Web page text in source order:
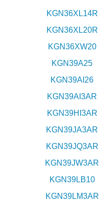
KGN36XL14R
KGN36XL20R
KGN36XW20
KGN39A25
KGN39AI26
KGN39AI3AR
KGN39HI3AR
KGN39JA3AR
KGN39JQ3AR
KGN39JW3AR
KGN39LB10
KGN39LM3AR